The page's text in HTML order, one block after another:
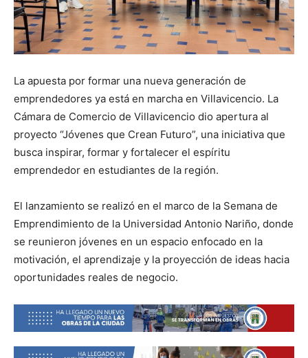
La apuesta por formar una nueva generación de
emprendedores ya está en marcha en Villavicencio. La
Cámara de Comercio de Villavicencio dio apertura al
proyecto “Jóvenes que Crean Futuro”, una iniciativa que
busca inspirar, formar y fortalecer el espíritu
emprendedor en estudiantes de la región.
El lanzamiento se realizó en el marco de la Semana de
Emprendimiento de la Universidad Antonio Nariño, donde
se reunieron jóvenes en un espacio enfocado en la
motivación, el aprendizaje y la proyección de ideas hacia
oportunidades reales de negocio.